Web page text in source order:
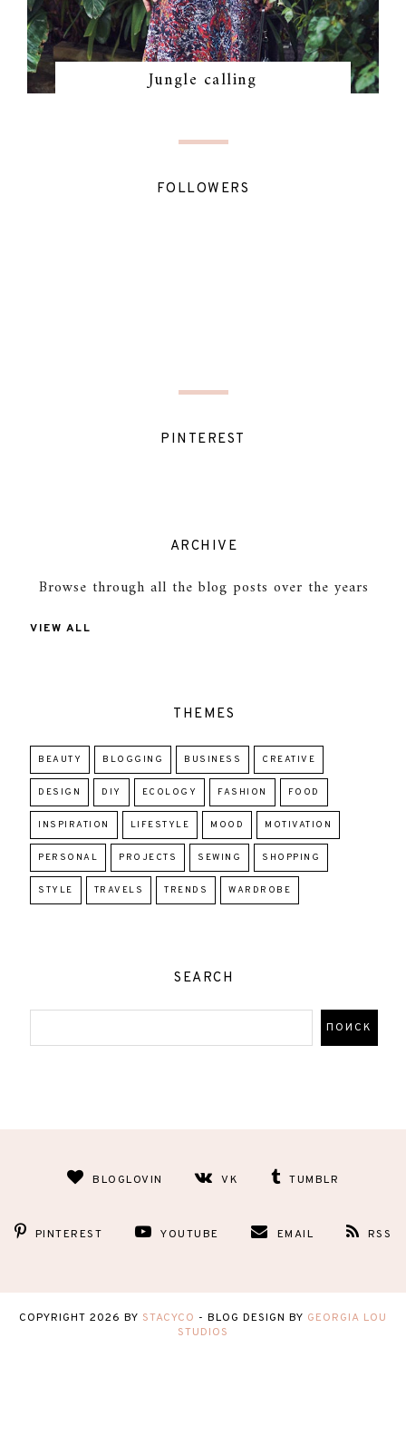
Jungle calling
FOLLOWERS
PINTEREST
ARCHIVE
Browse through all the blog posts over the years
VIEW ALL
THEMES
BEAUTY BLOGGING BUSINESS CREATIVE
DESIGN DIY ECOLOGY FASHION FOOD
INSPIRATION LIFESTYLE MOOD MOTIVATION
PERSONAL PROJECTS SEWING SHOPPING
STYLE TRAVELS TRENDS WARDROBE
SEARCH
BLOGLOVIN VK TUMBLR
PINTEREST YOUTUBE EMAIL RSS
COPYRIGHT 2026 BY STACYCO - BLOG DESIGN BY GEORGIA LOU
STUDIOS